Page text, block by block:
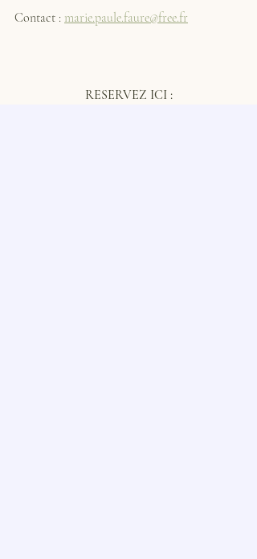
Contact : marie.paule.faure@free.fr
RESERVEZ ICI :